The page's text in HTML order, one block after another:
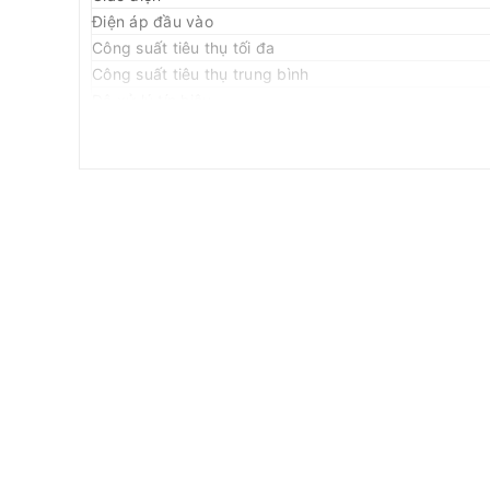
Điện áp đầu vào
Công suất tiêu thụ tối đa
Công suất tiêu thụ trung bình